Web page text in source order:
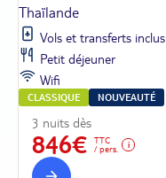
Thaïlande
Vols et transferts inclus
Petit déjeuner
Wifi
CLASSIQUE NOUVEAUTÉ
3 nuits dès
846€
TTC
/ pers.